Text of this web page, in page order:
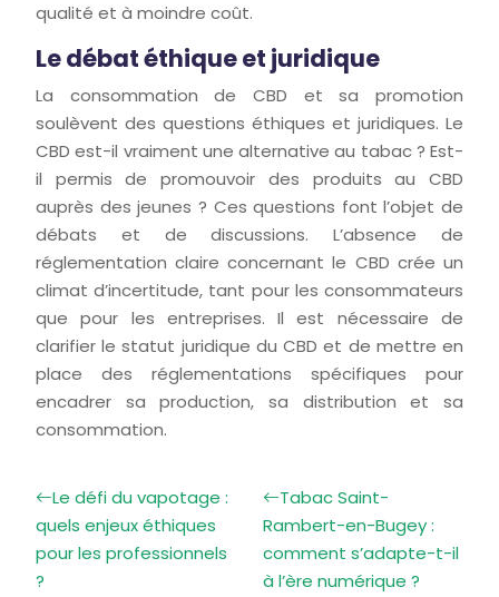
qualité et à moindre coût.
Le débat éthique et juridique
La consommation de CBD et sa promotion
soulèvent des questions éthiques et juridiques. Le
CBD est-il vraiment une alternative au tabac ? Est-
il permis de promouvoir des produits au CBD
auprès des jeunes ? Ces questions font l’objet de
débats et de discussions. L’absence de
réglementation claire concernant le CBD crée un
climat d’incertitude, tant pour les consommateurs
que pour les entreprises. Il est nécessaire de
clarifier le statut juridique du CBD et de mettre en
place des réglementations spécifiques pour
encadrer sa production, sa distribution et sa
consommation.
Le défi du vapotage :
quels enjeux éthiques
pour les professionnels
?
Tabac Saint-
Rambert-en-Bugey :
comment s’adapte-t-il
à l’ère numérique ?